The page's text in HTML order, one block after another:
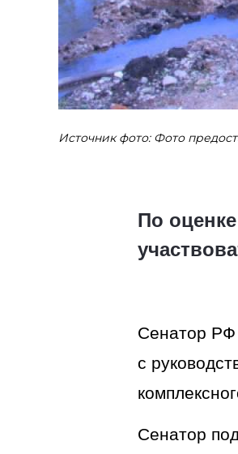
Источник фото: Фото
По
Сенатор РФ
с
Сенатор